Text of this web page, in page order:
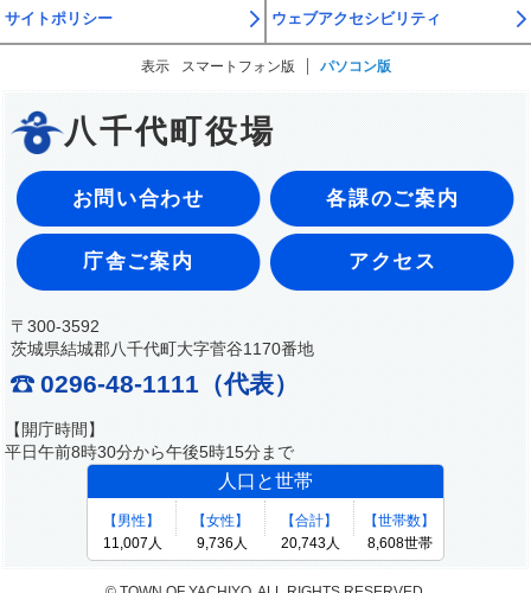
サイトポリシー ウェブアクセシビリティ
表示 スマートフォン版 パソコン版
八千代町役場
お問い合わせ 各課のご案内
庁舎ご案内 アクセス
〒300-3592
茨城県結城郡八千代町大字菅谷1170番地
0296-48-1111（代表）
【開庁時間】
平日午前8時30分から午後5時15分まで